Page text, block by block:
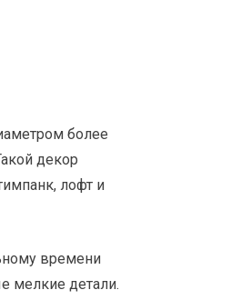
более
декор
лофт и
времени
мелкие детали.